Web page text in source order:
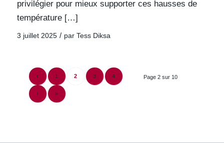
privilégier pour mieux supporter ces hausses de
température […]
3 juillet 2025 / par Tess Diksa
Page 2 sur 10
‹ 1 2 3 4
› »